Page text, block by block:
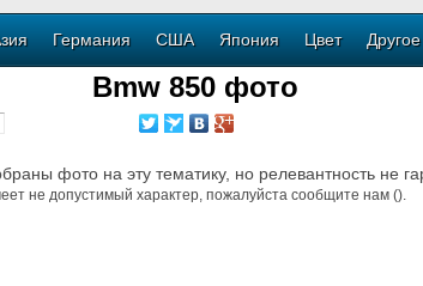
Германия США Япония Цвет Другое
Bmw 850 фото
фото на эту тематику, но релевантность не
не допустимый характер, пожалуйста сообщите нам ().